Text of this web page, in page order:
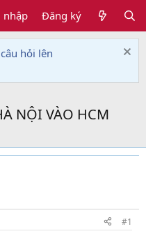
nhập Đăng ký
hỏi lên
NỘI VÀO HCM
#1